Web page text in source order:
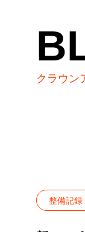
クラウン
整備記